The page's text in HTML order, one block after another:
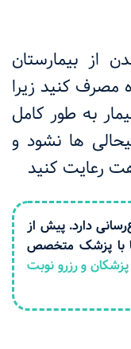
بیمارستان
مصرف کنید زیرا
به طور کامل
ها نشود و
رعایت کنید
دارد. پیش از
با پزشک متخصص
پزشکان و رزرو نوبت